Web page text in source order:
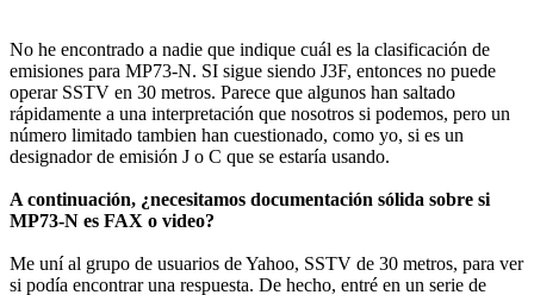
No he encontrado a nadie que indique cuál es la clasificación de
emisiones para MP73-N. SI sigue siendo J3F, entonces no puede
operar SSTV en 30 metros. Parece que algunos han saltado
rápidamente a una interpretación que nosotros si podemos, pero un
número limitado tambien han cuestionado, como yo, si es un
designador de emisión J o C que se estaría usando.
A continuación, ¿necesitamos documentación sólida sobre si
MP73-N es FAX o video?
Me uní al grupo de usuarios de Yahoo, SSTV de 30 metros, para ver
si podía encontrar una respuesta. De hecho, entré en un serie de